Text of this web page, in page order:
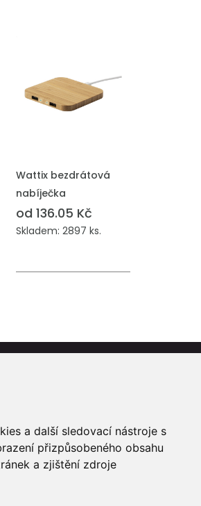
a další sledovací nástroje s
přizpůsobeného obsahu
a zjištění zdroje
PŘIDAT DO POPTÁVKY
Wattix bezdrátová
nabíječka
od 136.05 Kč
Skladem: 2897 ks.